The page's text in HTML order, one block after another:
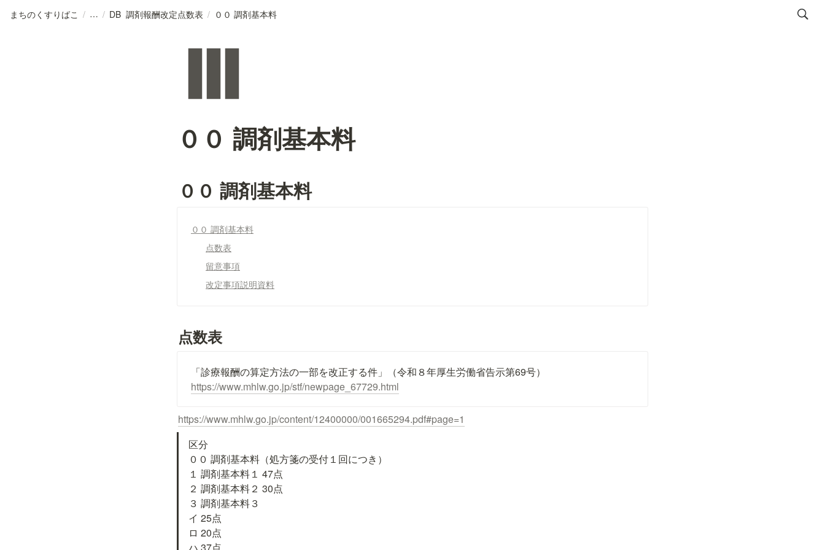
まちのくすりばこ / / DB_調剤報酬改定点数表 / ００ 調剤基本料
００ 調剤基本料
００ 調剤基本料
００ 調剤基本料
点数表
留意事項
改定事項説明資料
点数表
「診療報酬の算定方法の一部を改正する件」（令和８年厚生労働省告示第69号）
https://www.mhlw.go.jp/stf/newpage_67729.html
https://www.mhlw.go.jp/content/12400000/001665294.pdf#page=1
区分
００ 調剤基本料（処方箋の受付１回につき）
１ 調剤基本料１ 47点
２ 調剤基本料２ 30点
３ 調剤基本料３
イ 25点
ロ 20点